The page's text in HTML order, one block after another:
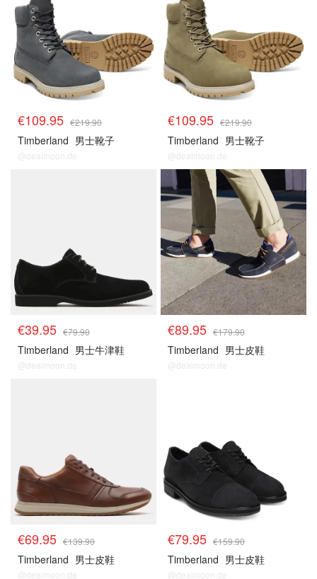
€109.95 €219.90
Timberland 男士靴子
@dealmoon.de
€109.95 €219.90
Timberland 男士靴子
@dealmoon.de
€39.95 €79.90
Timberland 男士牛津鞋
@dealmoon.de
€89.95 €179.90
Timberland 男士皮鞋
@dealmoon.de
€69.95 €139.90
Timberland 男士皮鞋
@dealmoon.de
€79.95 €159.90
Timberland 男士皮鞋
@dealmoon.de